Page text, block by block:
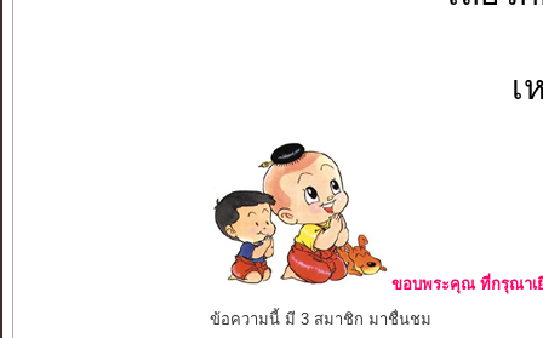
เ
ขอบพระคุณ ที่กรุณาเ
ข้อความนี้ มี 3 สมาชิก มาชื่นชม